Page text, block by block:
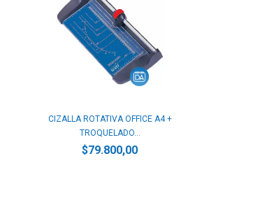
CIZALLA ROTATIVA OFFICE A4 +
TROQUELADO...
$79.800,00